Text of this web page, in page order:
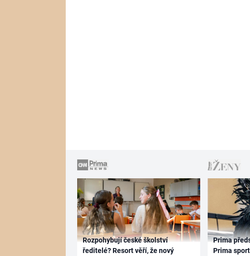
Rozpohybují české školství
ředitelé? Resort věří, že nový
Prima
Prima